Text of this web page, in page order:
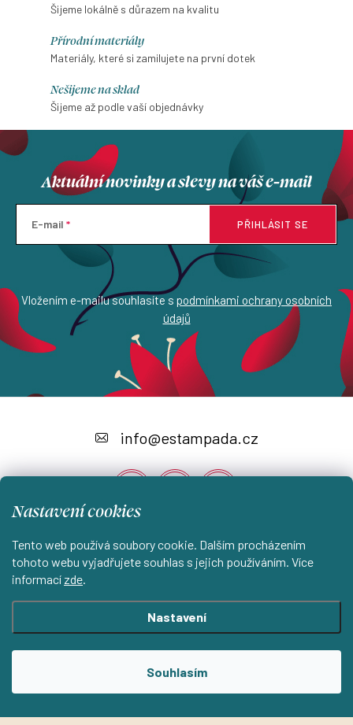
Nastavení cookies
Tento web používá soubory cookie. Dalším procházením
tohoto webu vyjadřujete souhlas s jejich používáním. Více
informací zde.
Nastavení
Souhlasím
Šijeme lokálně s důrazem na kvalitu
Přírodní materiály
Materiály, které si zamilujete na první dotek
Nešijeme na sklad
Šijeme až podle vaší objednávky
Aktuální novinky a slevy na váš e-mail
E-mail
Vložením e-mailu souhlasíte s podmínkami ochrany osobních
údajů
PŘIHLÁSIT SE
p
a
Instagram
info@estampada.cz
Shoptet.cz KantorStudio.cz
Vytvořil Shoptet
ESTAMPADA s.r.o.. Všechna práva vyhrazena.